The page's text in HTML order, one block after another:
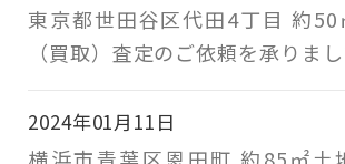
東京都世田谷区代田4丁目 約50
（買取）査定のご依頼を承りま
2024年01月11日